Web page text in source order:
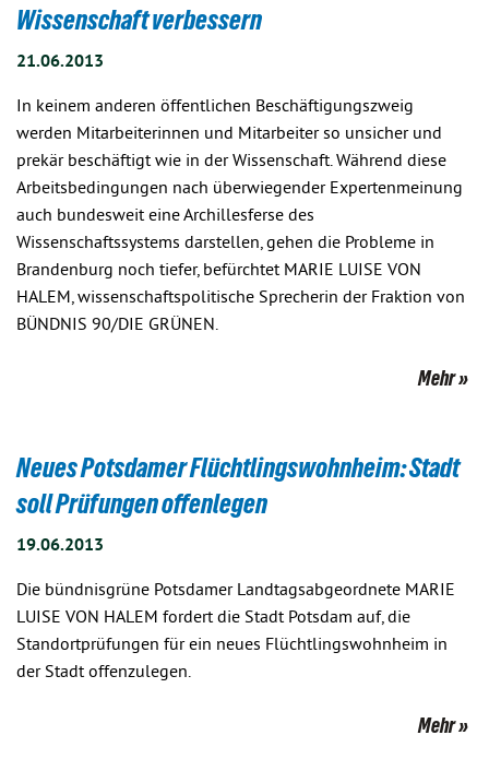
Wissenschaft verbessern
21.06.2013
In keinem anderen öffentlichen Beschäftigungszweig
werden Mitarbeiterinnen und Mitarbeiter so unsicher und
prekär beschäftigt wie in der Wissenschaft. Während diese
Arbeitsbedingungen nach überwiegender Expertenmeinung
auch bundesweit eine Archillesferse des
Wissenschaftssystems darstellen, gehen die Probleme in
Brandenburg noch tiefer, befürchtet MARIE LUISE VON
HALEM, wissenschaftspolitische Sprecherin der Fraktion von
BÜNDNIS 90/DIE GRÜNEN.
Mehr
Neues Potsdamer Flüchtlingswohnheim: Stadt
soll Prüfungen offenlegen
19.06.2013
Die bündnisgrüne Potsdamer Landtagsabgeordnete MARIE
LUISE VON HALEM fordert die Stadt Potsdam auf, die
Standortprüfungen für ein neues Flüchtlingswohnheim in
der Stadt offenzulegen.
Mehr